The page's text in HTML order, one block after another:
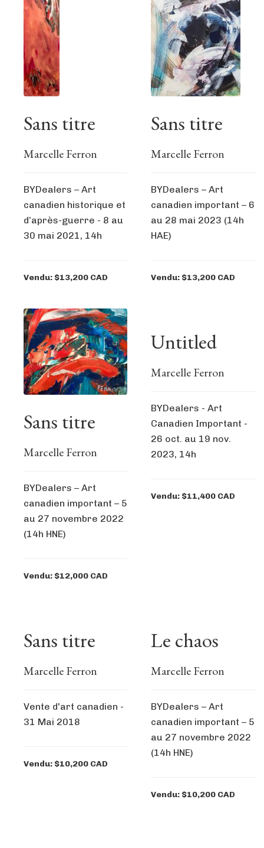
Sans titre
Marcelle Ferron
BYDealers – Art
canadien historique et
d’après-guerre - 8 au
30 mai 2021, 14h
Vendu: $13,200 CAD
Sans titre
Marcelle Ferron
BYDealers – Art
canadien important – 6
au 28 mai 2023 (14h
HAE)
Vendu: $13,200 CAD
Sans titre
Marcelle Ferron
BYDealers – Art
canadien important – 5
au 27 novembre 2022
(14h HNE)
Vendu: $12,000 CAD
Untitled
Marcelle Ferron
BYDealers - Art
Canadien Important -
26 oct. au 19 nov.
2023, 14h
Vendu: $11,400 CAD
Sans titre
Marcelle Ferron
Vente d'art canadien -
31 Mai 2018
Vendu: $10,200 CAD
Le chaos
Marcelle Ferron
BYDealers – Art
canadien important – 5
au 27 novembre 2022
(14h HNE)
Vendu: $10,200 CAD